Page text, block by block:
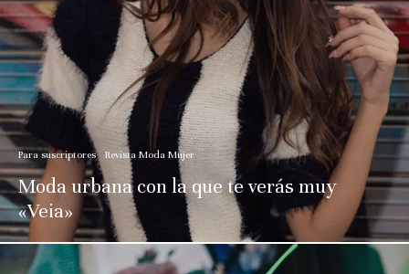
Para suscriptores Revista Moda Mujer
Moda urbana con la que te verás muy
«Veia»